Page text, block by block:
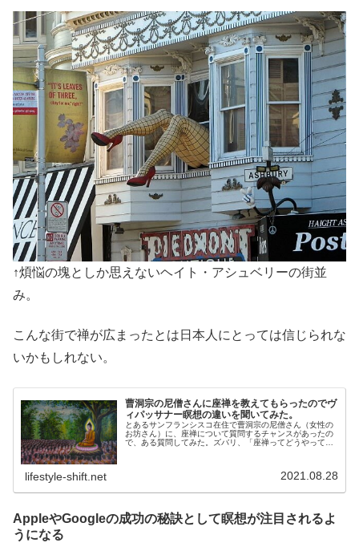
↑煩悩の塊としか思えないヘイト・アシュベリーの街並
み。
こんな街で禅が広まったとは日本人にとっては信じられな
いかもしれない。
曹洞宗の尼僧さんに座禅を教えてもらったのでヴ
ィパッサナー瞑想の違いを聞いてみた。
とあるサンフランシスコ在住で曹洞宗の尼僧さん（女性の
お坊さん）に、座禅について質問するチャンスがあったの
で、ある質問してみた。ズバリ、「座禅ってどうやって悟
lifestyle-shift.net 2021.08.28
AppleやGoogleの成功の秘訣として瞑想が注目されるよ
うになる